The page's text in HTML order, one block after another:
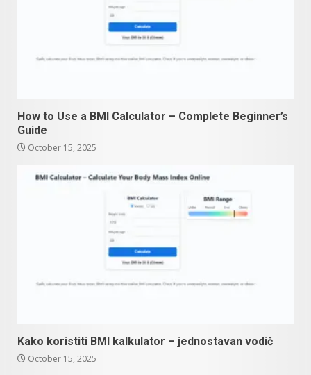
How to Use a BMI Calculator – Complete Beginner’s
Guide
October 15, 2025
Kako koristiti BMI kalkulator – jednostavan vodič
October 15, 2025